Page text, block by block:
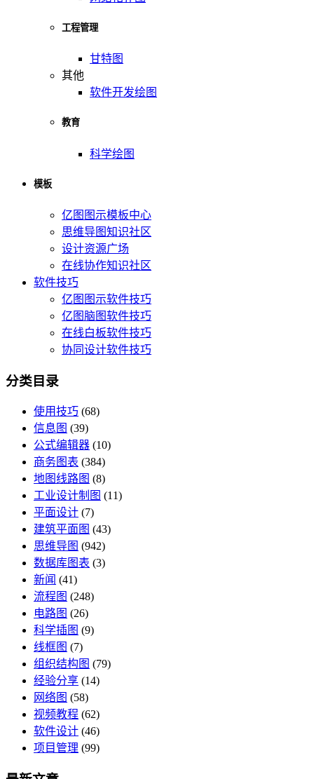
工程管理
甘特图
其他
软件开发绘图
教育
科学绘图
模板
亿图图示模板中心
思维导图知识社区
设计资源广场
在线协作知识社区
软件技巧
亿图图示软件技巧
亿图脑图软件技巧
在线白板软件技巧
协同设计软件技巧
分类目录
使用技巧 (68)
信息图 (39)
公式编辑器 (10)
商务图表 (384)
地图线路图 (8)
工业设计制图 (11)
平面设计 (7)
建筑平面图 (43)
思维导图 (942)
数据库图表 (3)
新闻 (41)
流程图 (248)
电路图 (26)
科学插图 (9)
线框图 (7)
组织结构图 (79)
经验分享 (14)
网络图 (58)
视频教程 (62)
软件设计 (46)
项目管理 (99)